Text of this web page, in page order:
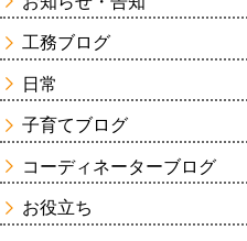
工務ブログ
日常
子育てブログ
コーディネーターブログ
お役立ち